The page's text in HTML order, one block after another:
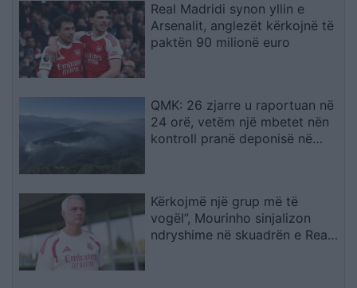
Real Madridi synon yllin e
Arsenalit, anglezët kërkojnë të
paktën 90 milionë euro
QMK: 26 zjarre u raportuan në
24 orë, vetëm një mbetet nën
kontroll pranë deponisë në
Kërkojmë një grup më të
vogël”, Mourinho sinjalizon
ndryshime në skuadrën e Real